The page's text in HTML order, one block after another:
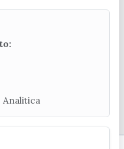
- Torre del Mar
, Preferencias , Analitica